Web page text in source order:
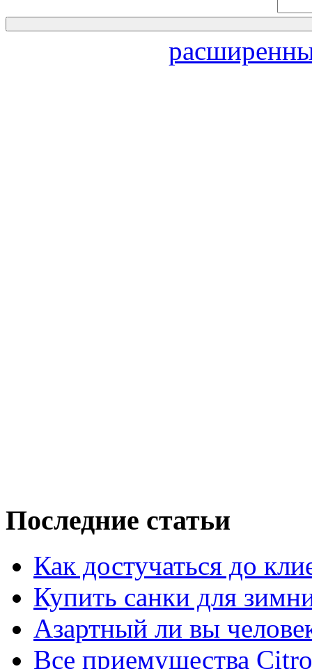
Последние статьи
Как достучаться до
Купить санки для
Азартный ли вы
Все приемущества